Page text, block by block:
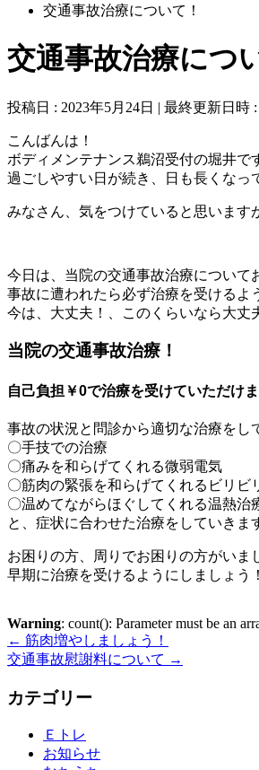
交通事故治療について！
交通事故治療につ
投稿日 : 2023年5月24日 最終更新日時 :
こんばんは！
ボディメンテナンス鵜沼受付の堀井で
過ごしやすい日が続き、日も長くなっ
みなさん、気をつけていると思います
今日は、当院の交通事故治療について
事故に遭われたら必ず治療を受けるよ
今は、大丈夫！、このくらいなら大丈
当院の交通事故治療！
自己負担￥0で治療を受けていただけま
事故の状況と問診から適切な治療をし
〇手技での治療
〇痛みを和らげてくれる微弱電気
〇筋肉の緊張を和らげてくれるビリビ
〇温めてながらほぐしてくれる温熱治
と、症状に合わせた治療をしていきま
お困りの方、周りでお困りの方がいま
早期に治療を受けるようにしましょう
Warning: count(): Parameter must be an
← 筋肉増やしましょう！
交通事故慰謝料について →
カテゴリー
Ｅトレ
お知らせ